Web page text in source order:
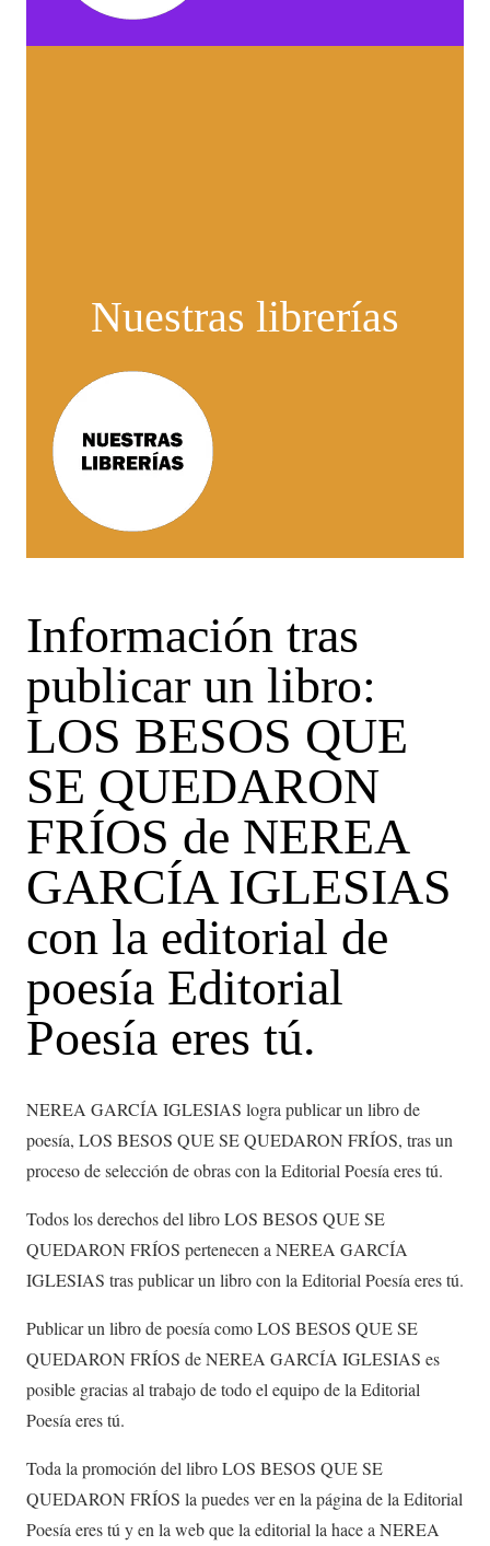
Nuestras librerías
Información tras
publicar un libro:
LOS BESOS QUE
SE QUEDARON
FRÍOS de NEREA
GARCÍA IGLESIAS
con la editorial de
poesía Editorial
Poesía eres tú.
NEREA GARCÍA IGLESIAS logra publicar un libro de
poesía, LOS BESOS QUE SE QUEDARON FRÍOS, tras un
proceso de selección de obras con la Editorial Poesía eres tú.
Todos los derechos del libro LOS BESOS QUE SE
QUEDARON FRÍOS pertenecen a NEREA GARCÍA
IGLESIAS tras publicar un libro con la Editorial Poesía eres tú.
Publicar un libro de poesía como LOS BESOS QUE SE
QUEDARON FRÍOS de NEREA GARCÍA IGLESIAS es
posible gracias al trabajo de todo el equipo de la Editorial
Poesía eres tú.
Toda la promoción del libro LOS BESOS QUE SE
QUEDARON FRÍOS la puedes ver en la página de la Editorial
Poesía eres tú y en la web que la editorial la hace a NEREA